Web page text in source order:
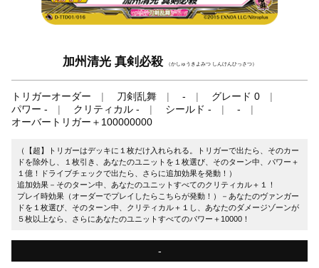
加州清光 真剣必殺 （かしゅうきよみつ しんけんひっさつ）
トリガーオーダー 刀剣乱舞 -
グレード 0
パワー -
クリティカル - シールド -
-
オーバートリガー＋100000000
（【超】トリガーはデッキに１枚だけ入れられる。トリガーで出たら、そのカー
ドを除外し、１枚引き、あなたのユニットを１枚選び、そのターン中、パワー＋
１億！ドライブチェックで出たら、さらに追加効果を発動！）
追加効果－そのターン中、あなたのユニットすべてのクリティカル＋１！
プレイ時効果（オーダーでプレイしたらこちらが発動！）－あなたのヴァンガー
ドを１枚選び、そのターン中、クリティカル＋１し、あなたのダメージゾーンが
５枚以上なら、さらにあなたのユニットすべてのパワー＋10000！
-